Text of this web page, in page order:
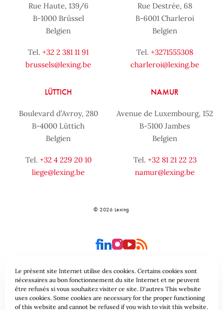
Rue Haute, 139/6
B-1000 Brüssel
Belgien
Tel. +32 2 381 11 91
brussels@lexing.be
Rue Destrée, 68
B-6001 Charleroi
Belgien
Tel. +3271555308
charleroi@lexing.be
LÜTTICH
Boulevard d’Avroy, 280
B-4000 Lüttich
Belgien
Tel. +32 4 229 20 10
liege@lexing.be
NAMUR
Avenue de Luxembourg, 152
B-5100 Jambes
Belgien
Tel. +32 81 21 22 23
namur@lexing.be
© 2026 Lexing
Seitenübersicht Allgemeine geschäftsbedingungen
Le présent site Internet utilise des cookies. Certains cookies sont
nécessaires au bon fonctionnement du site Internet et ne peuvent
être refusés si vous souhaitez visiter ce site. D'autres This website
uses cookies. Some cookies are necessary for the proper functioning
of this website and cannot be refused if you wish to visit this website.